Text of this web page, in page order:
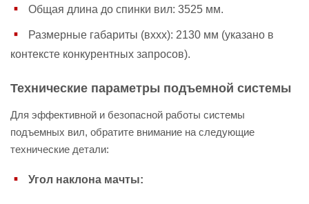
Общая длина до спинки вил: 3525 мм.
Размерные габариты (вххх): 2130 мм (указано в
контексте конкурентных запросов).
Технические параметры подъемной системы
Для эффективной и безопасной работы системы
подъемных вил, обратите внимание на следующие
технические детали:
Угол наклона мачты: